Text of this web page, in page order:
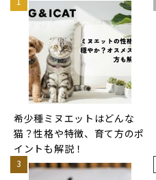
希少種ミヌエットはどんな
猫？性格や特徴、育て方のポ
イントも解説！